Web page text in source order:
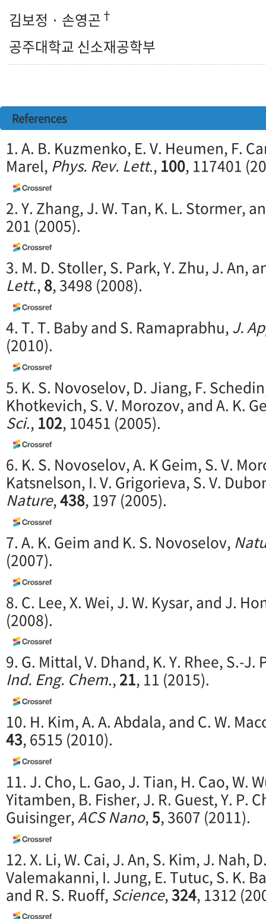
김보정 · 손영곤 †
공주대학교 신소재공학부
References
1. A. B. Kuzmenko, E. V. Heumen, F.
Marel, Phys. Rev. Lett., 100, 117401
2. Y. Zhang, J. W. Tan, K. L. Stormer,
201 (2005).
3. M. D. Stoller, S. Park, Y. Zhu, J. An,
Lett.,8, 3498 (2008).
4. T. T. Baby and S. Ramaprabhu,J.
(2010).
5. K. S. Novoselov, D. Jiang, F.
Khotkevich, S. V. Morozov, and A. K.
Sci., 102, 10451 (2005).
6. K. S. Novoselov, A. K Geim, S. V.
Katsnelson, I. V. Grigorieva, S. V.
Nature,438, 197 (2005).
7. A. K. Geim and K. S. Novoselov,
(2007).
8. C. Lee, X. Wei, J. W. Kysar, and J.
(2008).
9. G. Mittal, V. Dhand, K. Y. Rhee, S.-J.
Ind. Eng. Chem.,21, 11 (2015).
10. H. Kim, A. A. Abdala, and C. W.
43, 6515 (2010).
11. J. Cho, L. Gao, J. Tian, H. Cao, W.
Yitamben, B. Fisher, J. R. Guest, Y. P.
Guisinger,ACS Nano,5, 3607 (2011).
12. X. Li, W. Cai, J. An, S. Kim, J. Nah,
Valemakanni, I. Jung, E. Tutuc, S. K.
and R. S. Ruoff, Science,324, 1312